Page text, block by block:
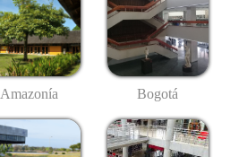
Amazonía Bogotá